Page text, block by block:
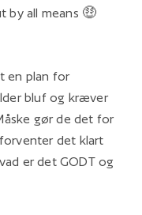
by all means 🤑
en plan for
bluf og kræver
gør de det for
det klart
er det GODT og